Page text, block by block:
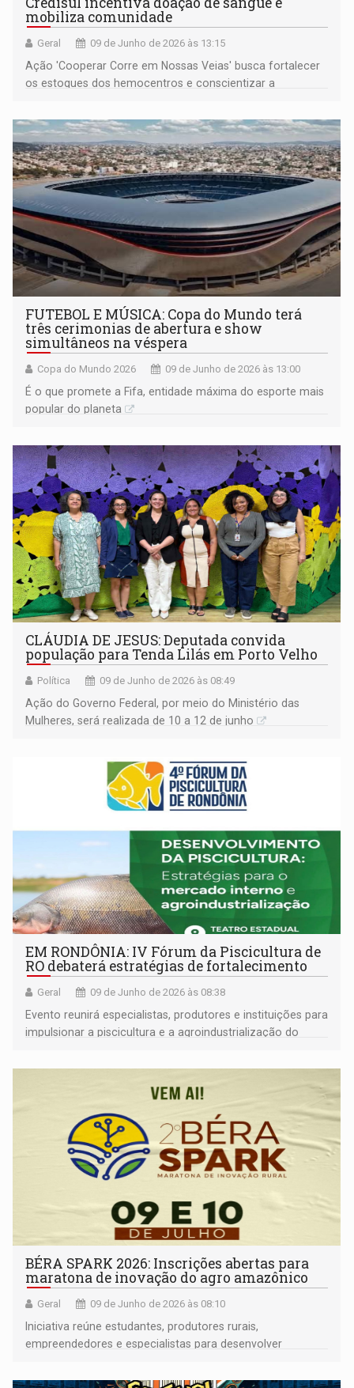
mobiliza comunidade
Geral 09 de Junho de 2026 às 13:15
Ação 'Cooperar Corre em Nossas Veias' busca fortalecer
os estoques dos hemocentros e conscientizar a
FUTEBOL E MÚSICA: Copa do Mundo terá
três cerimonias de abertura e show
simultâneos na véspera
Copa do Mundo 2026 09 de Junho de 2026 às 13:00
É o que promete a Fifa, entidade máxima do esporte mais
popular do planeta
CLÁUDIA DE JESUS: Deputada convida
população para Tenda Lilás em Porto Velho
Política 09 de Junho de 2026 às 08:49
Ação do Governo Federal, por meio do Ministério das
Mulheres, será realizada de 10 a 12 de junho
EM RONDÔNIA: IV Fórum da Piscicultura de
RO debaterá estratégias de fortalecimento
Geral 09 de Junho de 2026 às 08:38
Evento reunirá especialistas, produtores e instituições para
impulsionar a piscicultura e a agroindustrialização do
BÉRA SPARK 2026: Inscrições abertas para
maratona de inovação do agro amazônico
Geral 09 de Junho de 2026 às 08:10
Iniciativa reúne estudantes, produtores rurais,
empreendedores e especialistas para desenvolver